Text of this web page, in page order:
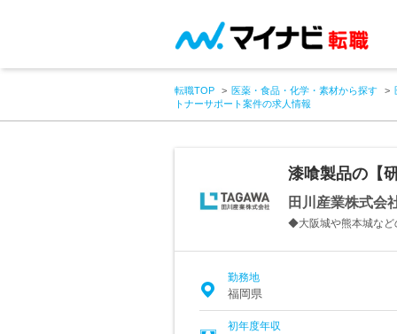
転職TOP 医薬・食品・化学・素材から探す
トナーサポート案件の求人情報
漆喰製品の【
田川産業株式会
◆大阪城や熊本城など
勤務地
福岡県
初年度年収